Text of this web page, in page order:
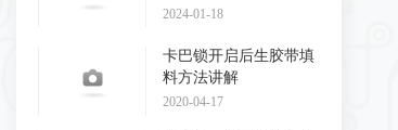
2024-01-18
卡巴锁开启后生胶带填
料方法讲解
2020-04-17